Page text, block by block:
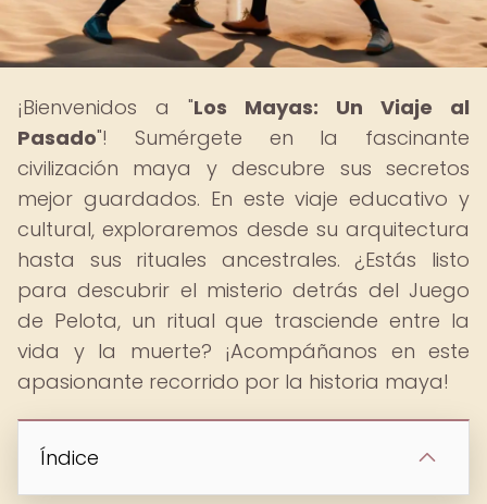
¡Bienvenidos a "Los Mayas: Un Viaje al
Pasado"! Sumérgete en la fascinante
civilización maya y descubre sus secretos
mejor guardados. En este viaje educativo y
cultural, exploraremos desde su arquitectura
hasta sus rituales ancestrales. ¿Estás listo
para descubrir el misterio detrás del Juego
de Pelota, un ritual que trasciende entre la
vida y la muerte? ¡Acompáñanos en este
apasionante recorrido por la historia maya!
Índice